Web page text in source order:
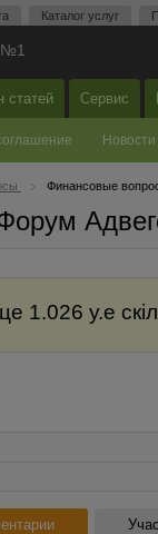
Каталог услуг
№1
статей Сервис
Новости
Финансовые
1.026 у.е